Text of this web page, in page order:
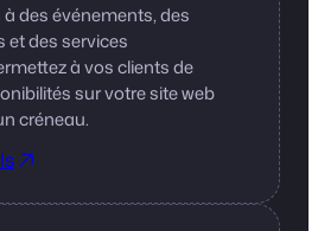
des événements, des
et des services
à vos clients de
sur votre site web
créneau.